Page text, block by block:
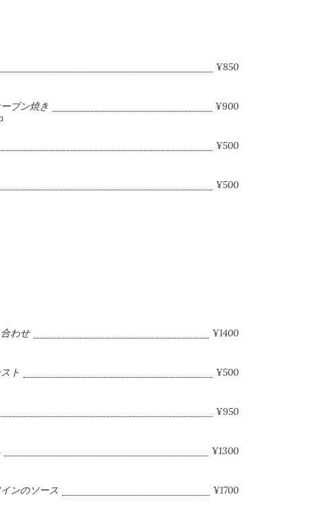
¥850
ブン焼き
¥900
¥500
¥500
わせ
¥1400
ト
¥500
¥950
¥1300
ンのソース
¥1700